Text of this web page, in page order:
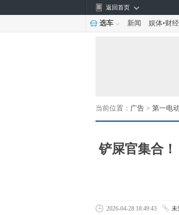
返回首页
选车 新闻 娱体•财经
当前位置： 广告 > 第一电
铲屎官集合
2026-04-28 18:49:43 未